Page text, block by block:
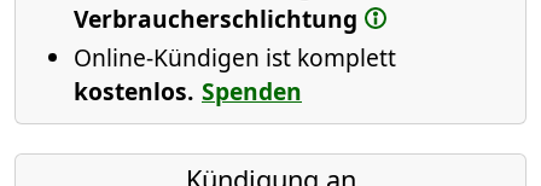
Verbraucherschlichtung
Online-Kündigen ist komplett
kostenlos. Spenden
Kündigung an